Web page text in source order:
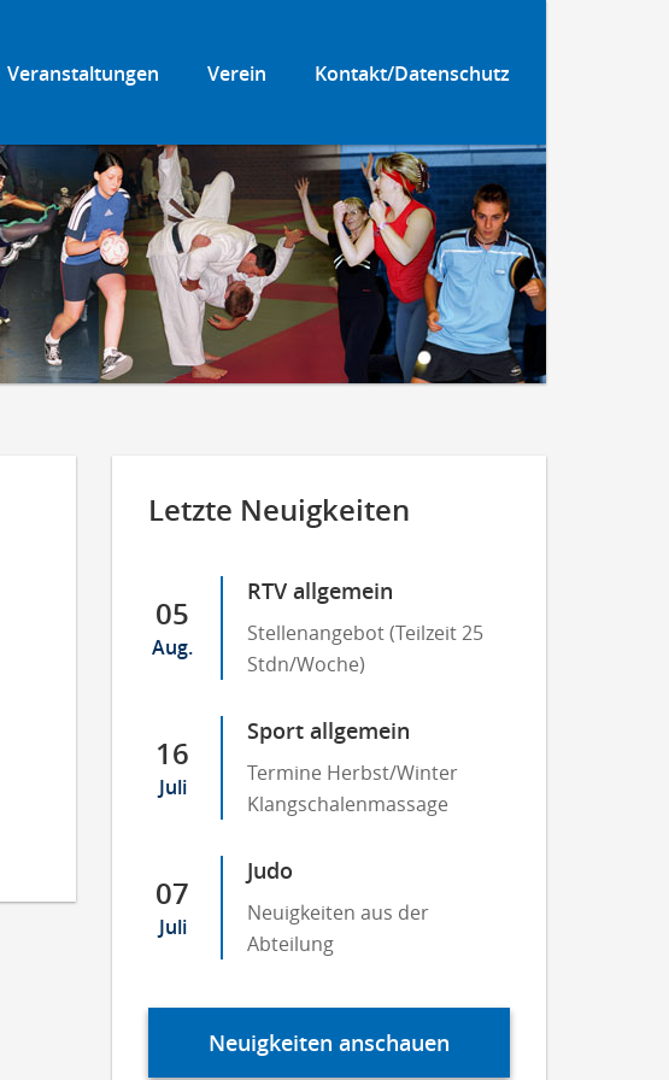
Kontakt/Datenschutz
Verein
Veranstaltungen
Letzte Neuigkeiten
05
Aug.
RTV allgemein
Stellenangebot (Teilzeit 25
Stdn/Woche)
16
Juli
Sport allgemein
Termine Herbst/Winter
Klangschalenmassage
07
Juli
Judo
Neuigkeiten aus der
Abteilung
Neuigkeiten anschauen